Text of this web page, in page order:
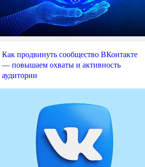
Как продвинуть сообщество ВКонтакте
— повышаем охваты и активность
аудитории